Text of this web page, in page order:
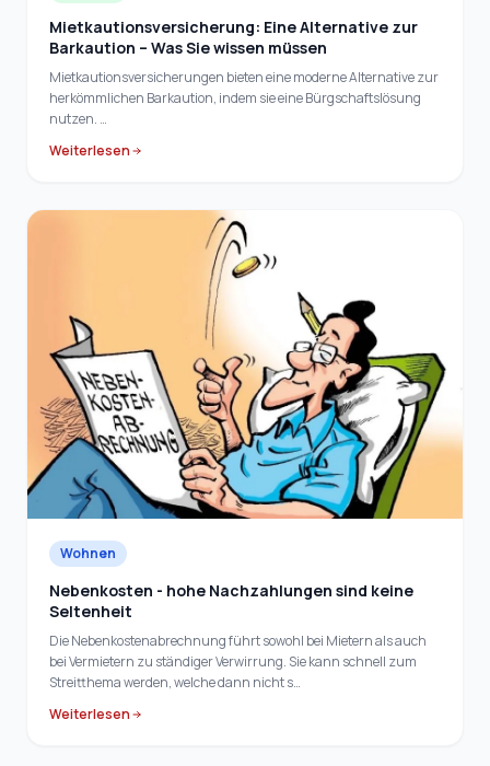
Mietkautionsversicherung: Eine Alternative zur
Barkaution – Was Sie wissen müssen
Mietkautionsversicherungen bieten eine moderne Alternative zur
herkömmlichen Barkaution, indem sie eine Bürgschaftslösung
nutzen. …
Weiterlesen
Wohnen
Nebenkosten - hohe Nachzahlungen sind keine
Seltenheit
Die Nebenkostenabrechnung führt sowohl bei Mietern als auch
bei Vermietern zu ständiger Verwirrung. Sie kann schnell zum
Streitthema werden, welche dann nicht s…
Weiterlesen